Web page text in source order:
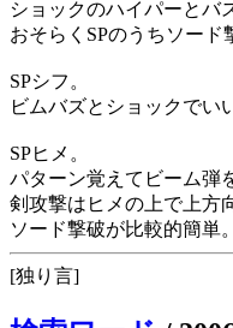
ショックのハイパーとバ
おそらくSPのうちソード
SPシフ。
ビムバズとショックでい
SPヒメ。
パターン覚えてビーム弾
剣攻撃はヒメの上で上方
ソード撃破が比較的簡単。
[独り言]